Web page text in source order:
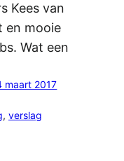
Kees van
en mooie
Wat een
maart 2017
, verslag